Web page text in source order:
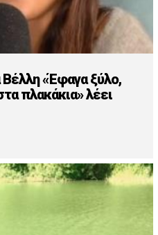
«Έφαγα ξύλο,
πλακάκια» λέει